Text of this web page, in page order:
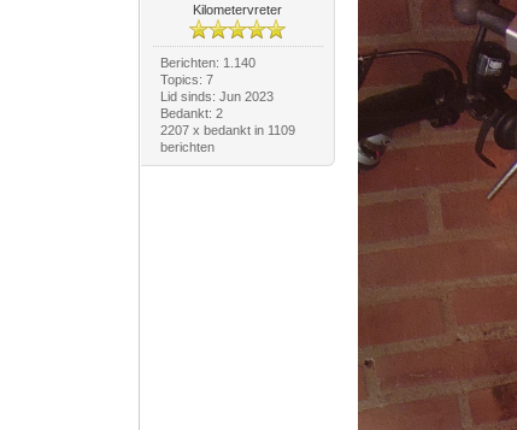
Kilometervreter
Berichten: 1.140
Topics: 7
Lid sinds: Jun 2023
Bedankt: 2
2207 x bedankt in 1109
berichten